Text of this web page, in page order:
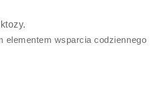
elementem wsparcia codziennego